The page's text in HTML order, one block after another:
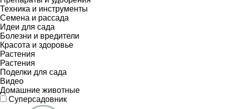
Техника и инструменты
Семена и рассада
Идеи для сада
Болезни и вредители
Красота и здоровье
Растения
Растения
Поделки для сада
Видео
Домашние животные
Суперсадовник